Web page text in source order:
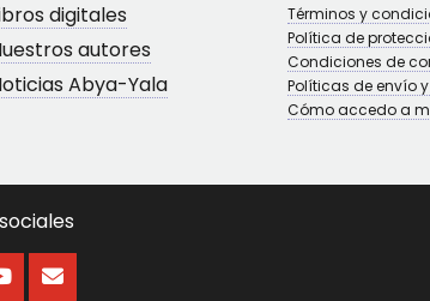
digitales
autores
Abya-Yala
Términos y
Política de
Condiciones de
Políticas de envío
Cómo accedo a